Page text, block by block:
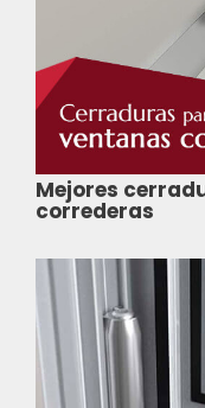
Mejores
correderas